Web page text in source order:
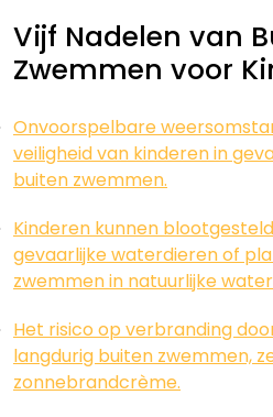
Vijf Nadelen van
Zwemmen voor
Onvoorspelbare
veiligheid van kinderen in
buiten zwemmen.
Kinderen kunnen
gevaarlijke waterdieren of
zwemmen in natuurlijke
Het risico op verbranding
langdurig buiten zwemmen,
zonnebrandcrème.